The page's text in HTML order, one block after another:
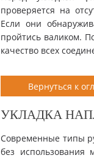
проверяется на
Если они
пройтись валиком.
качество всех
Вернуться к
УКЛАДКА
Современные типы
без использования